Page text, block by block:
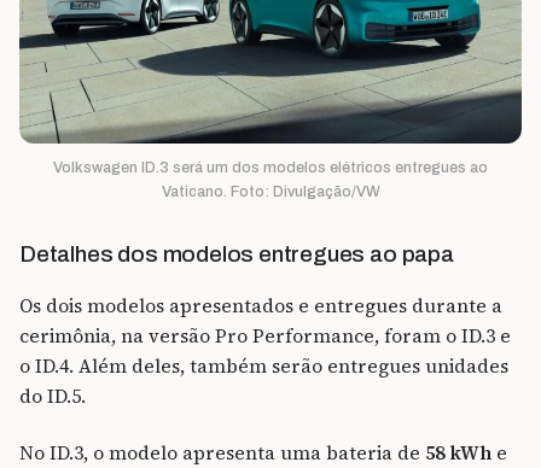
Volkswagen ID.3 será um dos modelos elétricos entregues ao
Vaticano. Foto: Divulgação/VW
Detalhes dos modelos entregues ao papa
Os dois modelos apresentados e entregues durante a
cerimônia, na versão Pro Performance, foram o ID.3 e
o ID.4. Além deles, também serão entregues unidades
do ID.5.
No ID.3, o modelo apresenta uma bateria de 58 kWh e